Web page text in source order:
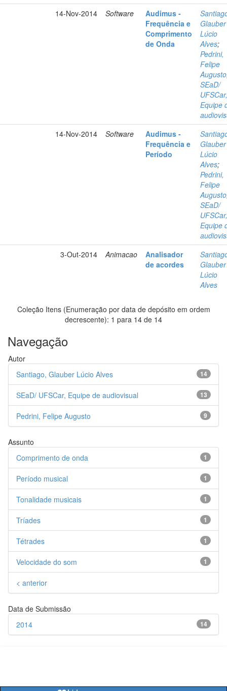
14-Nov-2014
Software
Audimus -
Frequência e
Comprimento
de Onda
Glauber
Lúcio
Alves;
Pedrini,
Felipe
Augusto
SEaD/
UFSCar,
Equipe
14-Nov-2014
Software
Audimus -
Frequência e
Período
Glauber
Lúcio
Alves;
Pedrini,
Felipe
Augusto
SEaD/
UFSCar,
Equipe
3-Out-2014
Animacao
Analisador
de acordes
Glauber
Lúcio
Alves
Coleção Itens (Enumeração por data de depósito em ordem
decrescente): 1 para 14 de 14
Navegação
Autor
14
Santiago, Glauber Lúcio Alves
13
SEaD/ UFSCar, Equipe de audiovisual
9
Pedrini, Felipe Augusto
Assunto
1
Comprimento de onda
1
Período musical
1
Tonalidade musicais
1
Tríades
1
Tétrades
1
Velocidade do som
< anterior
Data de Submissão
14
2014